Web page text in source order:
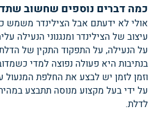
כמה דברים נוספים שחשוב
אולי לא ידעתם אבל הצילינדר
עיצוב של הצילינדר ומנגנוני הנעילה
על הנעילה, על התפקוד התקין של
בנתיבות היא פעולה נפוצה למדי
וזמן לזמן יש לבצע את החלפת
על ידי בעל מקצוע מנוסה תתבצע
לדלת.